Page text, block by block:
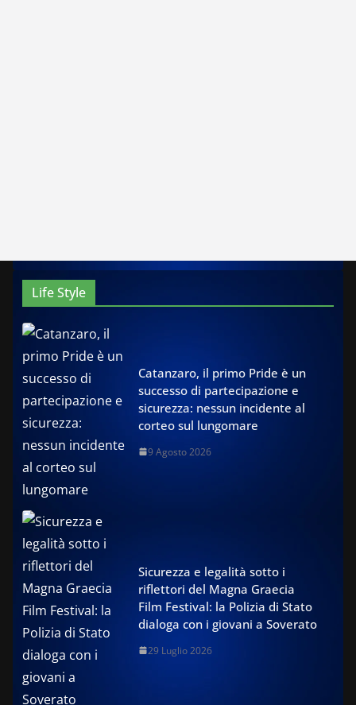
Life Style
Catanzaro, il primo Pride è un
successo di partecipazione e
sicurezza: nessun incidente al
corteo sul lungomare
9 Agosto 2026
Sicurezza e legalità sotto i
riflettori del Magna Graecia
Film Festival: la Polizia di Stato
dialoga con i giovani a Soverato
29 Luglio 2026